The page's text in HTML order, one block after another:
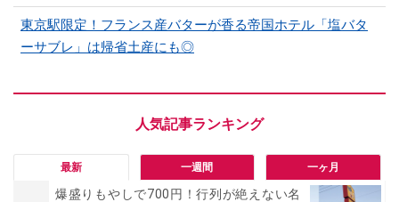
東京駅限定！フランス産バターが香る帝国ホテル「塩バタ
ーサブレ」は帰省土産にも◎
最新 一週間 一ヶ月
爆盛りもやしで700円！行列が絶えない名